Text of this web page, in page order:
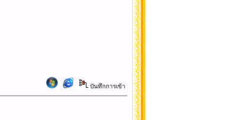
บันทึกการเข้า